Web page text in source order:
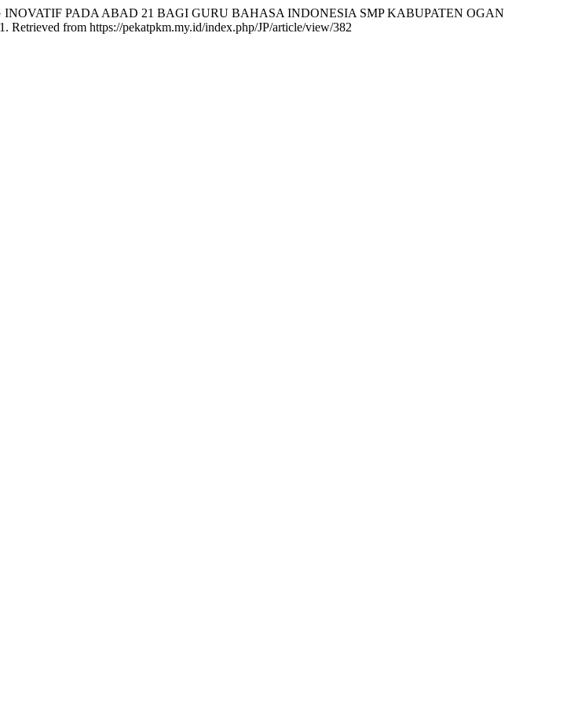
PADA ABAD 21 BAGI GURU BAHASA INDONESIA SMP KABUPATEN OGAN
Retrieved from https://pekatpkm.my.id/index.php/JP/article/view/382